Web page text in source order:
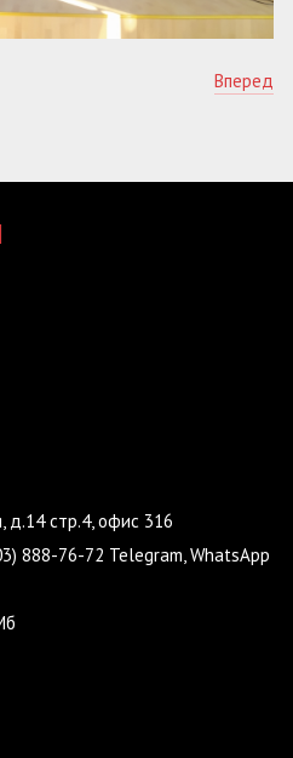
Вперед
д.14 стр.4, офис 316
888-76-72 Telegram, WhatsApp